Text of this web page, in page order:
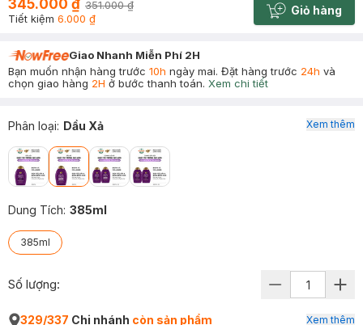
345.000 ₫ 351.000 ₫
Tiết kiệm 6.000 ₫ Cart plus
Giỏ hàng
Giao Nhanh Miễn Phí 2H
Bạn muốn nhận hàng trước 10h ngày mai. Đặt hàng trước 24h và
chọn giao hàng 2H ở bước thanh toán. Xem chi tiết
Phân loại: Dầu Xả
Dung Tích: 385ml
385ml
Xem thêm
Số lượng:
329/337 Chi nhánh còn sản phẩm Xem thêm